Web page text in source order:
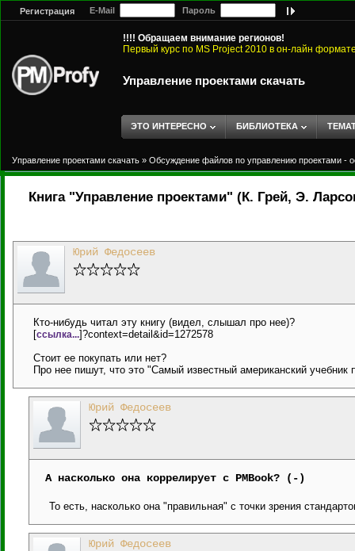
Регистрация E-Mail Пароль
!!!! Обращаем внимание регионов!
Первый курс по MS Project 2010 в он-лайн
Управление проектами скачать
ЭТО ИНТЕРЕСНО БИБЛИОТЕКА
Управление проектами скачать » Обсуждение файлов по управлению проектами -
Книга "Управление проектами" (К. Грей, Э.
Юрий Федосеев
Кто-нибудь читал эту книгу (видел, слышал про нее)?
[ссылка...]?context=detail&id=1272578
Стоит ее покупать или нет?
Про нее пишут, что это "Самый известный американский
Юрий Федосеев
А насколько она коррелирует с PMBook? (-)
То есть, насколько она "правильная" с точки зрения
Юрий Федосеев